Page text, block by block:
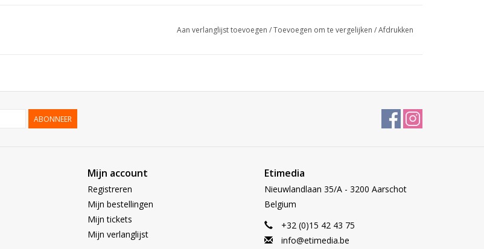
Aan verlanglijst toevoegen /Toevoegen om te vergelijken /Afdrukken
ABONNEER
Mijn account
Registreren
Mijn bestellingen
Mijn tickets
Mijn verlanglijst
Etimedia
Nieuwlandlaan 35/A - 3200 Aarschot
Belgium
+32 (0)15 42 43 75
info@etimedia.be